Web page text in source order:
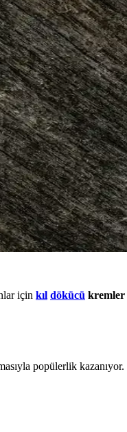
için kıl dökücü kremler
popülerlik